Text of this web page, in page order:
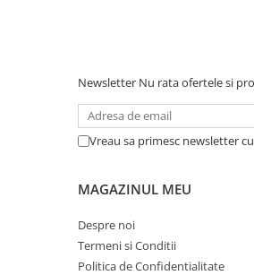
Newsletter Nu rata ofertele si
Vreau sa primesc newsletter
MAGAZINUL MEU
Despre noi
Termeni si Conditii
Politica de Confidentialitate